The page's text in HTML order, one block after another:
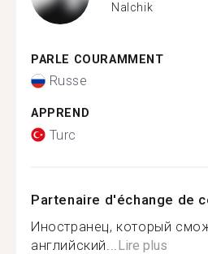
Nalchik
PARLE COURAMMENT
Russe
APPREND
Turc
Partenaire d'échange de
Иностранец, который
английский... Lire plus